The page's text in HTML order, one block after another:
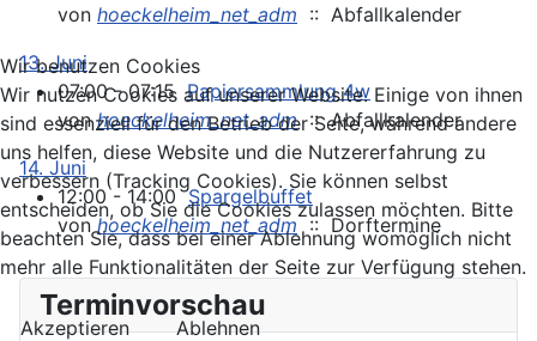
von hoeckelheim_net_adm :: Abfallkalender
13. Juni
07:00 - 07:15Papiersammlung 4w
von hoeckelheim_net_adm:: Abfallkalender
14. Juni
12:00 - 14:00Spargelbuffet
von hoeckelheim_net_adm:: Dorftermine
Terminvorschau
Wir benutzen Cookies
Wir nutzen Cookies auf unserer Website. Einige von ihnen
sind essenziell für den Betrieb der Seite, während andere
uns helfen, diese Website und die Nutzererfahrung zu
verbessern (Tracking Cookies). Sie können selbst
entscheiden, ob Sie die Cookies zulassen möchten. Bitte
beachten Sie, dass bei einer Ablehnung womöglich nicht
mehr alle Funktionalitäten der Seite zur Verfügung stehen.
Akzeptieren
Ablehnen